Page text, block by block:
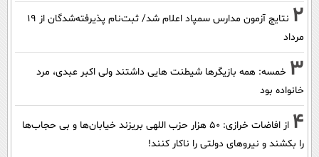
2
نتایج آزمون مدارس سمپاد اعلام شد/ ثبت‌نام پذیرفته‌شدگان از ۱۹
مرداد
3 خمسه: همه بازیگرها شیطنت هایی داشتند ولی اکبر عبدی، مرد
خانواده بود
4
از افاضات خرازی: ۵۰ هزار حزب اللهی بریزند خیابان‌ها و بی حجاب‌ها
را بکشند و نیرو‌های دولتی را ناکار کنند!